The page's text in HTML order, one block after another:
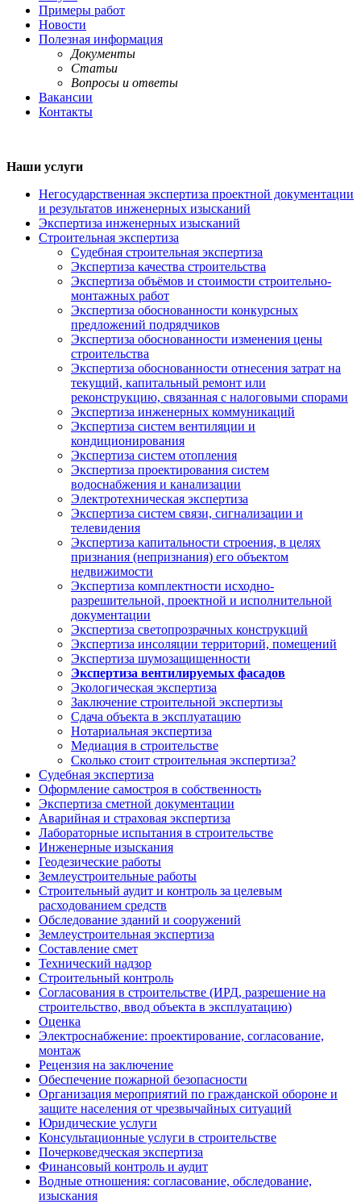
Примеры работ
Новости
Полезная информация
Документы
Статьи
Вопросы и ответы
Вакансии
Контакты
Наши услуги
Негосударственная экспертиза проектной документации
и результатов инженерных изысканий
Экспертиза инженерных изысканий
Строительная экспертиза
Судебная строительная экспертиза
Экспертиза качества строительства
Экспертиза объёмов и стоимости строительно-
монтажных работ
Экспертиза обоснованности конкурсных
предложений подрядчиков
Экспертиза обоснованности изменения цены
строительства
Экспертиза обоснованности отнесения затрат на
текущий, капитальный ремонт или
реконструкцию, связанная с налоговыми спорами
Экспертиза инженерных коммуникаций
Экспертиза систем вентиляции и
кондиционирования
Экспертиза систем отопления
Экспертиза проектирования систем
водоснабжения и канализации
Электротехническая экспертиза
Экспертиза систем связи, сигнализации и
телевидения
Экспертиза капитальности строения, в целях
признания (непризнания) его объектом
недвижимости
Экспертиза комплектности исходно-
разрешительной, проектной и исполнительной
документации
Экспертиза светопрозрачных конструкций
Экспертиза инсоляции территорий, помещений
Экспертиза шумозащищенности
Экспертиза вентилируемых фасадов
Экологическая экспертиза
Заключение строительной экспертизы
Сдача объекта в эксплуатацию
Нотариальная экспертиза
Медиация в строительстве
Сколько стоит строительная экспертиза?
Судебная экспертиза
Оформление самостроя в собственность
Экспертиза сметной документации
Аварийная и страховая экспертиза
Лабораторные испытания в строительстве
Инженерные изыскания
Геодезические работы
Землеустроительные работы
Строительный аудит и контроль за целевым
расходованием средств
Обследование зданий и сооружений
Землеустроительная экспертиза
Составление смет
Технический надзор
Строительный контроль
Согласования в строительстве (ИРД, разрешение на
строительство, ввод объекта в эксплуатацию)
Оценка
Электроснабжение: проектирование, согласование,
монтаж
Рецензия на заключение
Обеспечение пожарной безопасности
Организация мероприятий по гражданской обороне и
защите населения от чрезвычайных ситуаций
Юридические услуги
Консультационные услуги в строительстве
Почерковедческая экспертиза
Финансовый контроль и аудит
Водные отношения: согласование, обследование,
изыскания